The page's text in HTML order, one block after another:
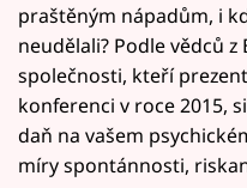
praštěným nápadům, i
neudělali? Podle vědců
společnosti, kteří
konferenci v roce 2015,
daň na vašem
míry spontánnosti,